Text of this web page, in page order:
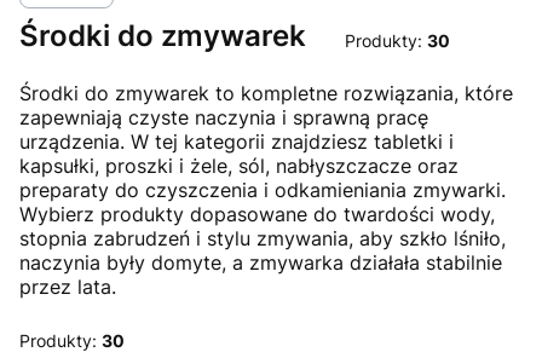
Środki do zmywarek Produkty: 30
Środki do zmywarek to kompletne rozwiązania, które
zapewniają czyste naczynia i sprawną pracę
urządzenia. W tej kategorii znajdziesz tabletki i
kapsułki, proszki i żele, sól, nabłyszczacze oraz
preparaty do czyszczenia i odkamieniania zmywarki.
Wybierz produkty dopasowane do twardości wody,
stopnia zabrudzeń i stylu zmywania, aby szkło lśniło,
naczynia były domyte, a zmywarka działała stabilnie
przez lata.
Produkty: 30